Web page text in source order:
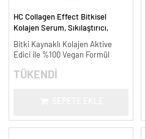
HC Collagen Effect Bitkisel
Kolajen Serum, Sıkılaştırıcı,
Bitki Kaynaklı Kolajen Aktive
Edici ile %100 Vegan Formül
TÜKENDİ